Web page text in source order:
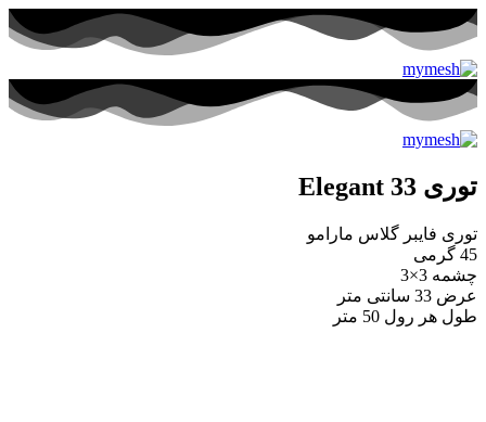
توری 33 Elegant
توری فایبر گلاس مارامو
45 گرمی
چشمه 3×3
عرض 33 سانتی متر
طول هر رول 50 متر